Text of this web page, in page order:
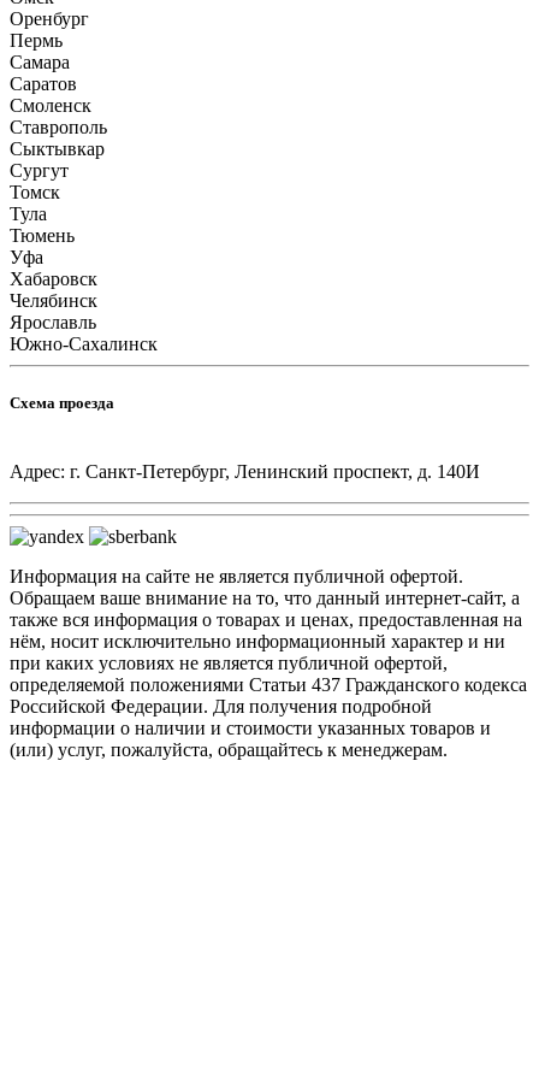
Оренбург
Пермь
Самара
Саратов
Смоленск
Ставрополь
Сыктывкар
Сургут
Томск
Тула
Тюмень
Уфа
Хабаровск
Челябинск
Ярославль
Южно-Сахалинск
Схема проезда
Адрес: г. Санкт-Петербург, Ленинский проспект, д. 140И
Информация на сайте не является публичной офертой.
Обращаем ваше внимание на то, что данный интернет-сайт, а
также вся информация о товарах и ценах, предоставленная на
нём, носит исключительно информационный характер и ни
при каких условиях не является публичной офертой,
определяемой положениями Статьи 437 Гражданского кодекса
Российской Федерации. Для получения подробной
информации о наличии и стоимости указанных товаров и
(или) услуг, пожалуйста, обращайтесь к менеджерам.